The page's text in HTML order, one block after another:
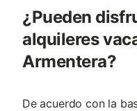
¿Pueden
alquileres
Armentera?
De acuerdo con la